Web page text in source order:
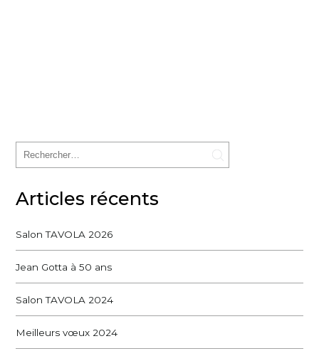
Articles récents
Salon TAVOLA 2026
Jean Gotta à 50 ans
Salon TAVOLA 2024
Meilleurs vœux 2024